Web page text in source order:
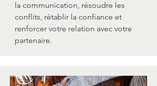
la communication, résoudre les
conflits, rétablir la confiance et
renforcer votre relation avec votre
partenaire.